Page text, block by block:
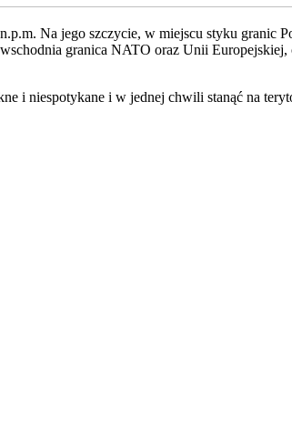
Na jego szczycie, w miejscu styku
granica NATO oraz Unii
i niespotykane i w jednej chwili stanąć na